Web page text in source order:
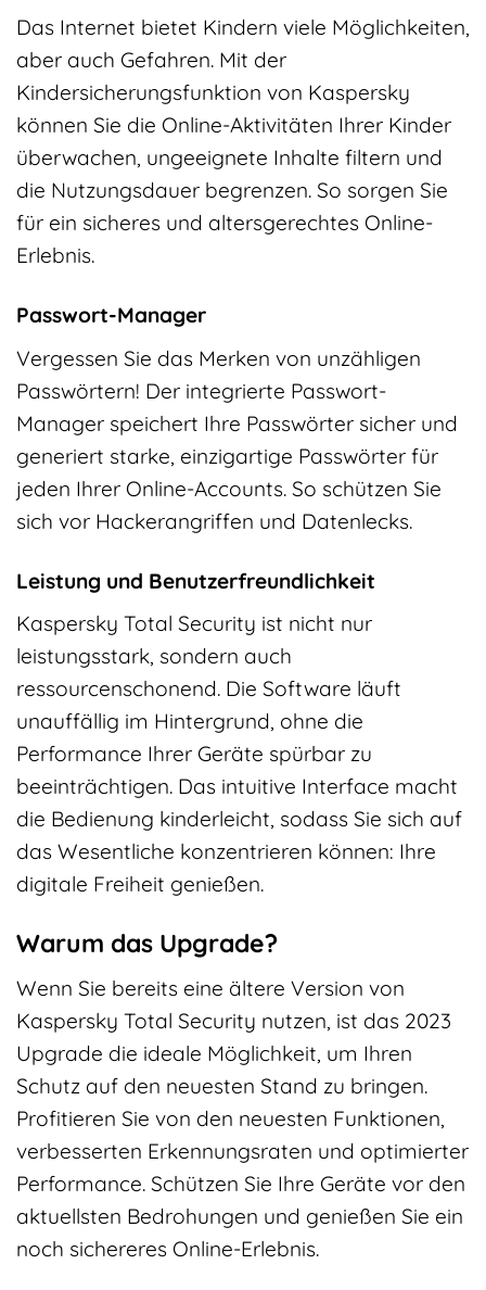
Das Internet bietet Kindern viele Möglichkeiten,
aber auch Gefahren. Mit der
Kindersicherungsfunktion von Kaspersky
können Sie die Online-Aktivitäten Ihrer Kinder
überwachen, ungeeignete Inhalte filtern und
die Nutzungsdauer begrenzen. So sorgen Sie
für ein sicheres und altersgerechtes Online-
Erlebnis.
Passwort-Manager
Vergessen Sie das Merken von unzähligen
Passwörtern! Der integrierte Passwort-
Manager speichert Ihre Passwörter sicher und
generiert starke, einzigartige Passwörter für
jeden Ihrer Online-Accounts. So schützen Sie
sich vor Hackerangriffen und Datenlecks.
Leistung und Benutzerfreundlichkeit
Kaspersky Total Security ist nicht nur
leistungsstark, sondern auch
ressourcenschonend. Die Software läuft
unauffällig im Hintergrund, ohne die
Performance Ihrer Geräte spürbar zu
beeinträchtigen. Das intuitive Interface macht
die Bedienung kinderleicht, sodass Sie sich auf
das Wesentliche konzentrieren können: Ihre
digitale Freiheit genießen.
Warum das Upgrade?
Wenn Sie bereits eine ältere Version von
Kaspersky Total Security nutzen, ist das 2023
Upgrade die ideale Möglichkeit, um Ihren
Schutz auf den neuesten Stand zu bringen.
Profitieren Sie von den neuesten Funktionen,
verbesserten Erkennungsraten und optimierter
Performance. Schützen Sie Ihre Geräte vor den
aktuellsten Bedrohungen und genießen Sie ein
noch sichereres Online-Erlebnis.